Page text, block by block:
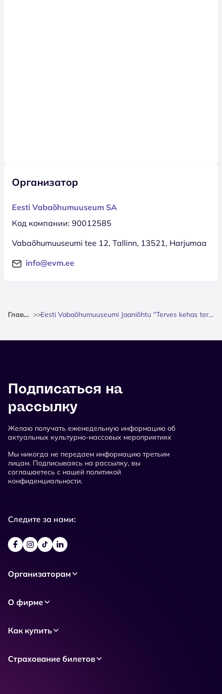
Организатор
Eesti Vabaõhumuuseum SA
Код компании: 90012585
Vabaõhumuuseumi tee 12, Tallinn, 13521, Harjumaa
info@evm.ee
Главная >> Eesti Vabaõhumuuseumi Jaaniõhtu ''Terves kehas terve vaim''
Подписаться на
рассылку
Желаю получать еженедельную информацию об
актуальных культурно-массовых мероприятиях
Мы никогда не передаем информацию третьим
лицам. Подписываясь на рассылку, вы
соглашаетесь с нашей политикой
конфиденциальности.
Следите за нами:
Организаторам
О фирме
Как купить
Страхование билетов